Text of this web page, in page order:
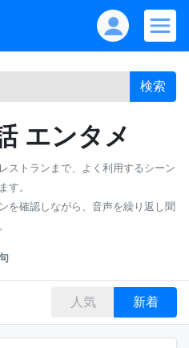
検索
エンタメ
ストランまで、よく利用するシーン
す。
を確認しながら、音声を繰り返し聞
人気 新着